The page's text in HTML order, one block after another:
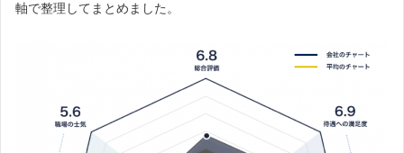
軸で整理してまとめました。